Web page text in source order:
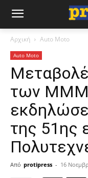
Αρχική Auto Moto
Auto Moto
των ΜΜΜ
της 51ης
Από protipress - 16